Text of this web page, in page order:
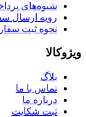
شیوه‌های
رویه ارسال
نحوه ثبت
ویژوکالا
بلاگ
تماس با ما
درباره ما
ثبت شکایت